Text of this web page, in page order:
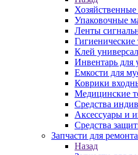
Упаковочные
Ленты
Гигиенические
Клей
Инвентарь для
Емкости для
Коврики
Медицинские
Средства
Аксессуары и
Средства
Запчасти для
Назад